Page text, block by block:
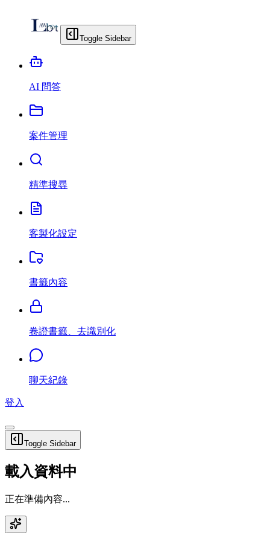
Toggle Sidebar
AI 問答
案件管理
精準搜尋
客製化設定
書籤內容
卷證書籤、去識別化
聊天紀錄
登入
Toggle Sidebar
載入資料中
正在準備內容...